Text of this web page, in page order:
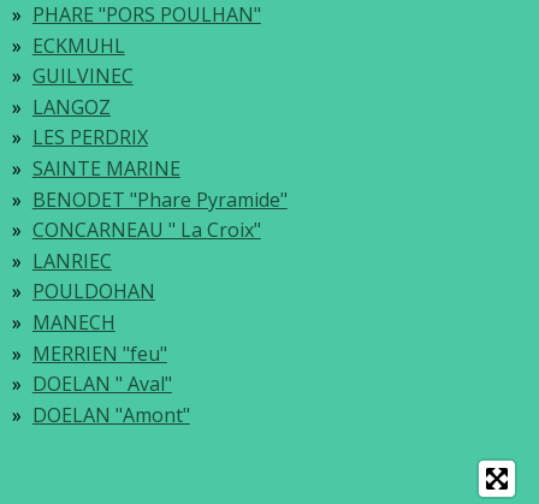
PHARE "PORS POULHAN"
ECKMUHL
GUILVINEC
LANGOZ
LES PERDRIX
SAINTE MARINE
BENODET "Phare Pyramide"
CONCARNEAU " La Croix"
LANRIEC
POULDOHAN
MANECH
MERRIEN "feu"
DOELAN " Aval"
DOELAN "Amont"